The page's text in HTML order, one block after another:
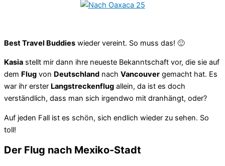
Best Travel Buddies wieder vereint. So muss das! 🙂
Kasia stellt mir dann ihre neueste Bekanntschaft vor, die sie auf
dem Flug von Deutschland nach Vancouver gemacht hat. Es
war ihr erster Langstreckenflug allein, da ist es doch
verständlich, dass man sich irgendwo mit dranhängt, oder?
Auf jeden Fall ist es schön, sich endlich wieder zu sehen. So
toll!
Der Flug nach Mexiko-Stadt